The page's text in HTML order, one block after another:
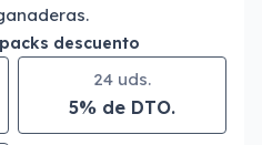
descuento
24 uds.
5% de DTO.